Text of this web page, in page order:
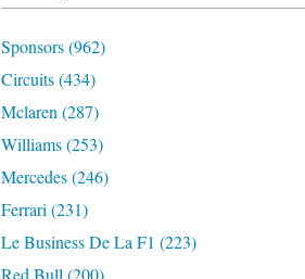
Sponsors(962)
Circuits(434)
Mclaren (287)
Williams(253)
Mercedes(246)
Ferrari (231)
Le Business De La F1 (223)
Red Bull (200)